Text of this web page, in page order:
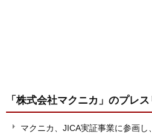
「株式会社マクニカ」 のプレ
マクニカ、JICA実証事業に参画し